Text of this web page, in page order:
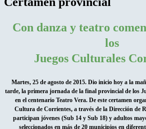
Con danza y teatro
los
Juegos Culturales
Martes, 25 de agosto de 2015. Dio inicio hoy a la
tarde, la primera jornada de la final provincial de los
en el centenario Teatro Vera. De este certamen
Cultura de Corrientes, a través de la Dirección de
participan jóvenes (Sub 14 y Sub 18) y adultos
seleccionados en más de 20 municipios en